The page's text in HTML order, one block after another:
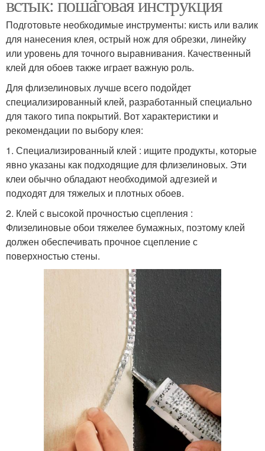
Подготовьте необходимые инструменты: кисть или валик
для нанесения клея, острый нож для обрезки, линейку
или уровень для точного выравнивания. Качественный
клей для обоев также играет важную роль.
Для флизелиновых лучше всего подойдет
специализированный клей, разработанный специально
для такого типа покрытий. Вот характеристики и
рекомендации по выбору клея:
1. Специализированный клей : ищите продукты, которые
явно указаны как подходящие для флизелиновых. Эти
клеи обычно обладают необходимой адгезией и
подходят для тяжелых и плотных обоев.
2. Клей с высокой прочностью сцепления :
Флизелиновые обои тяжелее бумажных, поэтому клей
должен обеспечивать прочное сцепление с
поверхностью стены.